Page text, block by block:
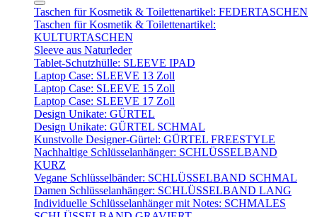
Taschen für Kosmetik & Toilettenartikel: FEDERTASCHEN
Taschen für Kosmetik & Toilettenartikel:
KULTURTASCHEN
Sleeve aus Naturleder
Tablet-Schutzhülle: SLEEVE IPAD
Laptop Case: SLEEVE 13 Zoll
Laptop Case: SLEEVE 15 Zoll
Laptop Case: SLEEVE 17 Zoll
Design Unikate: GÜRTEL
Design Unikate: GÜRTEL SCHMAL
Kunstvolle Designer-Gürtel: GÜRTEL FREESTYLE
Nachhaltige Schlüsselanhänger: SCHLÜSSELBAND
KURZ
Vegane Schlüsselbänder: SCHLÜSSELBAND SCHMAL
Damen Schlüsselanhänger: SCHLÜSSELBAND LANG
Individuelle Schlüsselanhänger mit Notes: SCHMALES